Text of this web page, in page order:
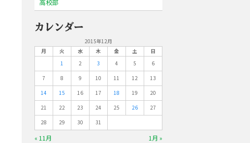
高校部
カレンダー
2015年12月
月
火 水 木 金 土
日
1
2 3 4 5
6
7
8 9 10 11 12
13
14
15 16 17 18 19
20
21
22 23 24 25 26
27
28
29 30 31
« 11月 1月 »